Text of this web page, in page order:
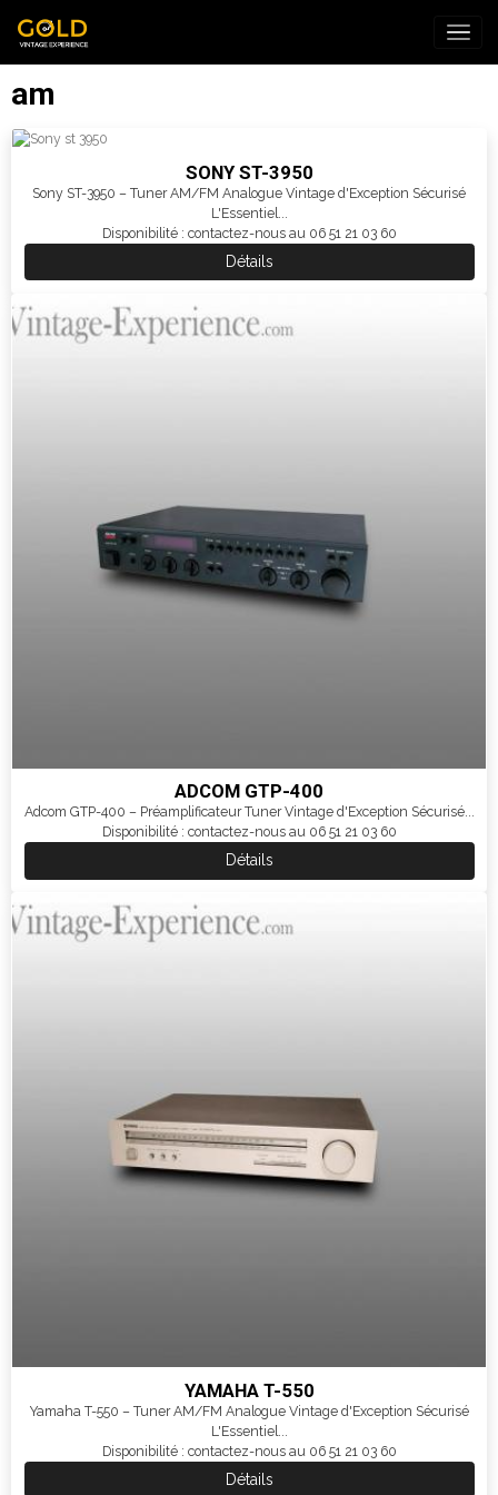
am
SONY ST-3950
Sony ST-3950 – Tuner AM/FM Analogue Vintage d'Exception Sécurisé
L'Essentiel...
Disponibilité : contactez-nous au 06 51 21 03 60
Détails
ADCOM GTP-400
Adcom GTP-400 – Préamplificateur Tuner Vintage d'Exception Sécurisé...
Disponibilité : contactez-nous au 06 51 21 03 60
Détails
YAMAHA T-550
Yamaha T-550 – Tuner AM/FM Analogue Vintage d'Exception Sécurisé
L'Essentiel...
Disponibilité : contactez-nous au 06 51 21 03 60
Détails